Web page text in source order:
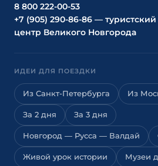
8 800 222-00-53
+7 (905) 290-86-86 —
центр Великого Новгорода
ИДЕИ ДЛЯ ПОЕЗДКИ
Из Санкт-Петербурга Из
За 2 дня За 3 дня
Новгород — Русса — Валдай
Живой урок истории Музеи